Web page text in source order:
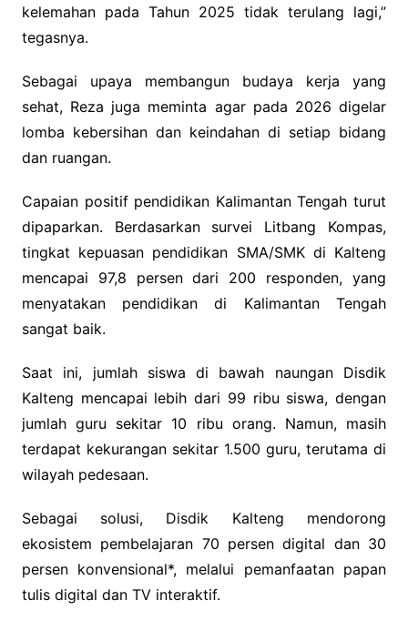
kelemahan pada Tahun 2025 tidak terulang lagi,”
tegasnya.
Sebagai upaya membangun budaya kerja yang
sehat, Reza juga meminta agar pada 2026 digelar
lomba kebersihan dan keindahan di setiap bidang
dan ruangan.
Capaian positif pendidikan Kalimantan Tengah turut
dipaparkan. Berdasarkan survei Litbang Kompas,
tingkat kepuasan pendidikan SMA/SMK di Kalteng
mencapai 97,8 persen dari 200 responden, yang
menyatakan pendidikan di Kalimantan Tengah
sangat baik.
Saat ini, jumlah siswa di bawah naungan Disdik
Kalteng mencapai lebih dari 99 ribu siswa, dengan
jumlah guru sekitar 10 ribu orang. Namun, masih
terdapat kekurangan sekitar 1.500 guru, terutama di
wilayah pedesaan.
Sebagai solusi, Disdik Kalteng mendorong
ekosistem pembelajaran 70 persen digital dan 30
persen konvensional*, melalui pemanfaatan papan
tulis digital dan TV interaktif.